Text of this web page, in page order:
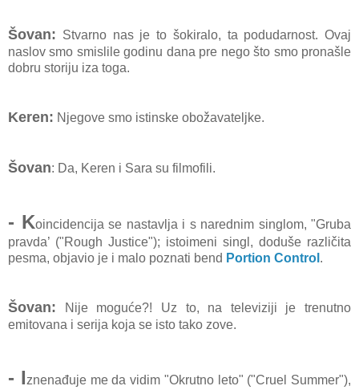
Šovan: Stvarno nas je to šokiralo, ta podudarnost. Ovaj
naslov smo smislile godinu dana pre nego što smo pronašle
dobru storiju iza toga.
Keren: Njegove smo istinske obožavateljke.
Šovan: Da, Keren i Sara su filmofili.
- Koincidencija se nastavlja i s narednim singlom, "Gruba
pravda’ ("Rough Justice"); istoimeni singl, doduše različita
pesma, objavio je i malo poznati bend Portion Control .
Šovan: Nije moguće?! Uz to, na televiziji je trenutno
emitovana i serija koja se isto tako zove.
- Iznenađuje me da vidim "Okrutno leto" ("Cruel Summer"),